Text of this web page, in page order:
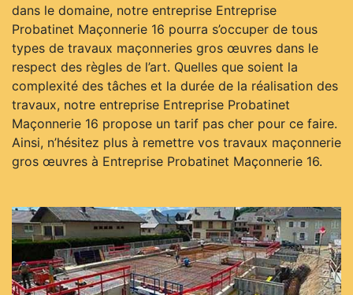
dans le domaine, notre entreprise Entreprise
Probatinet Maçonnerie 16 pourra s’occuper de tous
types de travaux maçonneries gros œuvres dans le
respect des règles de l’art. Quelles que soient la
complexité des tâches et la durée de la réalisation des
travaux, notre entreprise Entreprise Probatinet
Maçonnerie 16 propose un tarif pas cher pour ce faire.
Ainsi, n’hésitez plus à remettre vos travaux maçonnerie
gros œuvres à Entreprise Probatinet Maçonnerie 16.